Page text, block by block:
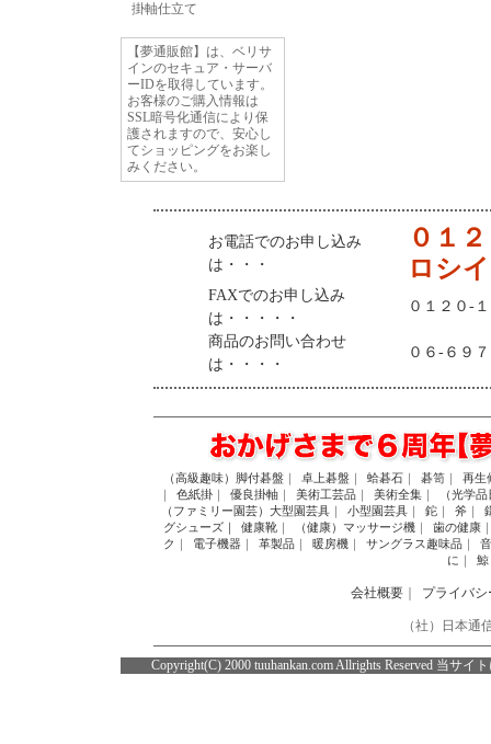
掛軸仕立て
【夢通販館】は、ベリサ
インのセキュア・サーバ
ーIDを取得しています。
お客様のご購入情報は
SSL暗号化通信により保
護されますので、安心し
てショッピングをお楽し
みください。
お電話でのお申し込み
は・・・
０１
ロシイ
FAXでのお申し込み
は・・・・・
０１２０-
商品のお問い合わせ
は・・・・
０６-６９
（高級趣味）脚付碁盤｜ 卓上碁盤｜ 蛤碁石｜ 碁笥｜
再生
｜
色紙掛 ｜ 優良掛軸 ｜ 美術工芸品 ｜ 美術全集 ｜
（光学
（ファミリー園芸）大型園芸具｜ 小型園芸具｜ 鉈｜ 斧｜
グシューズ｜
健康靴｜ （健康）マッサージ機｜ 歯の健康
ク ｜ 電子機器 ｜ 革製品 ｜ 暖房機 ｜ サングラス趣味品 ｜
に ｜ 鯨
会社概要｜ プライバ
（社）日本通
Copyright(C) 2000 tuuhankan.com Allrights Reserved 当サ